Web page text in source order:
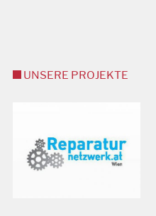
UNSERE PROJEKTE